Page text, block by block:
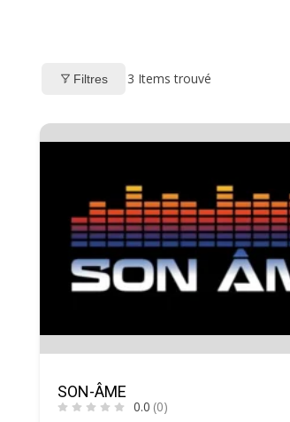
Filtres 3 Items trouvé
SON-ÂME
0.0 (0)